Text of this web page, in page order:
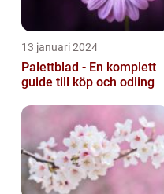
13 januari 2024
Palettblad - En komplett
guide till köp och odling